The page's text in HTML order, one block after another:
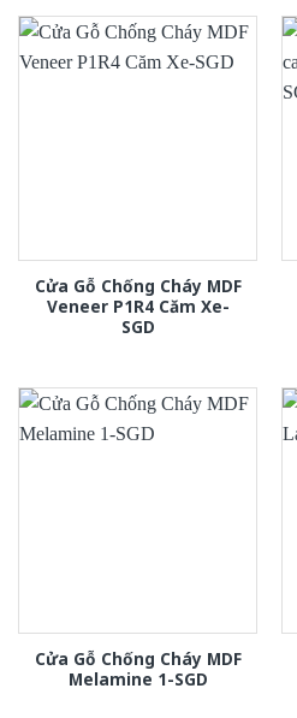
Cửa Gỗ Chống Cháy MDF
Veneer P1R4 Căm Xe-
SGD
Cửa Gỗ Chống Cháy MDF
Melamine 1-SGD